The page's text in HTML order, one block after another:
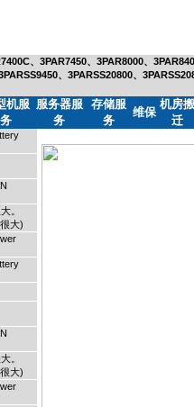
、3PAR7450、3PAR8000、
、3PARSS20800、
机服
务
服务器服
务
存储服
务
维保
机房搬
迁
。
大)
。
大)